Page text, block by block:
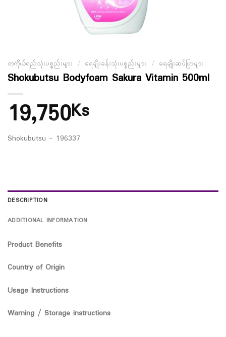
တကိုယ်ရည်သုံးပစ္စည်းများ / ရေချိုးခန်းသုံးပစ္စည်းများ / ရေချိုးဆပ်ပြာများ
Shokubutsu Bodyfoam Sakura Vitamin 500ml
19,750Ks
Shokubutsu – 196337
DESCRIPTION
ADDITIONAL INFORMATION
Product Benefits
Country of Origin
Usage Instructions
Warning / Storage instructions